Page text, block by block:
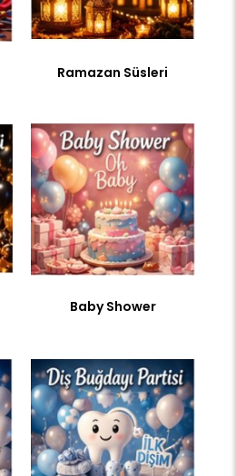
Ramazan Süsleri
Baby Shower